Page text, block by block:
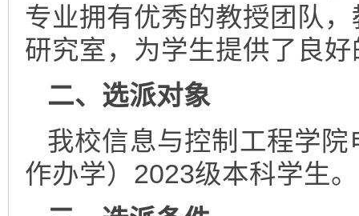
专业拥有优秀的教授团队
研究室，为学生提供了良
二、选派对象
我校信息与控制工程学
作办学）2023级本科学生。